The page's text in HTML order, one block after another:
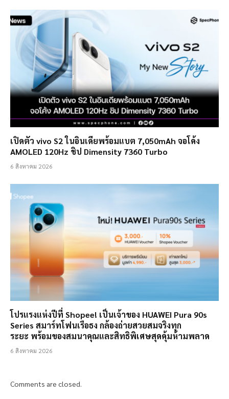
เปิดตัว vivo S2 ในอินเดียพร้อมแบต 7,050mAh จอโค้ง
AMOLED 120Hz ชิป Dimensity 7360 Turbo
6 สิงหาคม 2026
โปรแรงแห่งปีที่ Shopee! เป็นเจ้าของ HUAWEI Pura 90s
Series สมาร์ทโฟนเรือธง กล้องถ่ายสวยสมจริงทุก
ระยะ พร้อมของสมนาคุณและสิทธิพิเศษสุดคุ้มห้ามพลาด
6 สิงหาคม 2026
Comments are closed.